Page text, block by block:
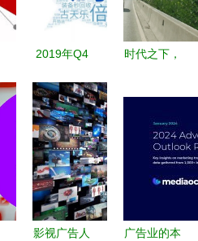
2019年Q4
告投放分析
中腰部及头
部达人推荐
助力企业管
理咨询服务
时代之下，
告业六杰口
述史 | 朱玉
童、劳双
等的四十年
影视广告人
广告业的本